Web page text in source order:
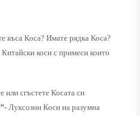
къса Коса? Имате рядка Коса?
коси с примеси които
или сгъстете Косата си
- Луксозни Коси на разумна